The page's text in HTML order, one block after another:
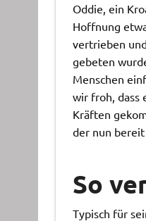
Oddie, ein
Hoffnung
vertrieben
gebeten
Menschen
wir froh, dass
Kräften
der nun
So
Typisch für